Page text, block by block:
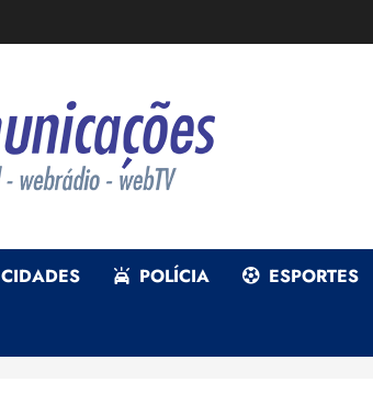
CIDADES POLÍCIA ESPORTES